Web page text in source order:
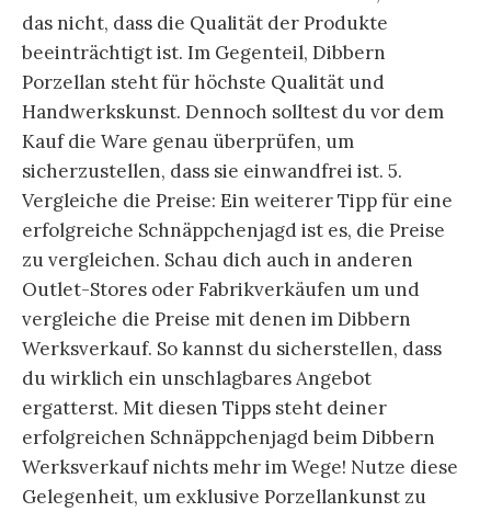
das nicht, dass die Qualität der Produkte
beeinträchtigt ist. Im Gegenteil, Dibbern
Porzellan steht für höchste Qualität und
Handwerkskunst. Dennoch solltest du vor dem
Kauf die Ware genau überprüfen, um
sicherzustellen, dass sie einwandfrei ist. 5.
Vergleiche die Preise: Ein weiterer Tipp für eine
erfolgreiche Schnäppchenjagd ist es, die Preise
zu vergleichen. Schau dich auch in anderen
Outlet-Stores oder Fabrikverkäufen um und
vergleiche die Preise mit denen im Dibbern
Werksverkauf. So kannst du sicherstellen, dass
du wirklich ein unschlagbares Angebot
ergatterst. Mit diesen Tipps steht deiner
erfolgreichen Schnäppchenjagd beim Dibbern
Werksverkauf nichts mehr im Wege! Nutze diese
Gelegenheit, um exklusive Porzellankunst zu